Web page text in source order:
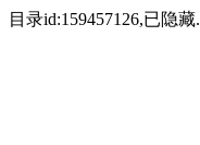
目录id:159457126,已隐藏.